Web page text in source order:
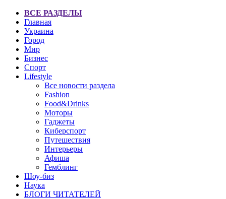
ВСЕ РАЗДЕЛЫ
Главная
Украина
Город
Мир
Бизнес
Спорт
Lifestyle
Все новости раздела
Fashion
Food&Drinks
Моторы
Гаджеты
Киберспорт
Путешествия
Интерьеры
Афиша
Гемблинг
Шоу-биз
Наука
БЛОГИ ЧИТАТЕЛЕЙ